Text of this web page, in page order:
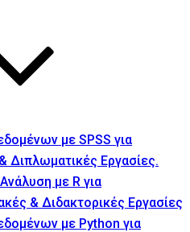
με SPSS για
Διπλωματικές Εργασίες.
με R για
& Διδακτορικές Εργασίες
με Python για